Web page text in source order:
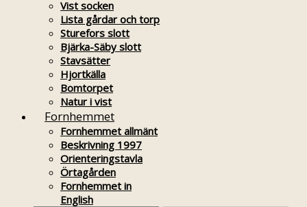
Vist socken
Lista gårdar och torp
Sturefors slott
Bjärka-Säby slott
Stavsätter
Hjortkälla
Bomtorpet
Natur i vist
Fornhemmet
Fornhemmet allmänt
Beskrivning 1997
Orienteringstavla
Örtagården
Fornhemmet in
English